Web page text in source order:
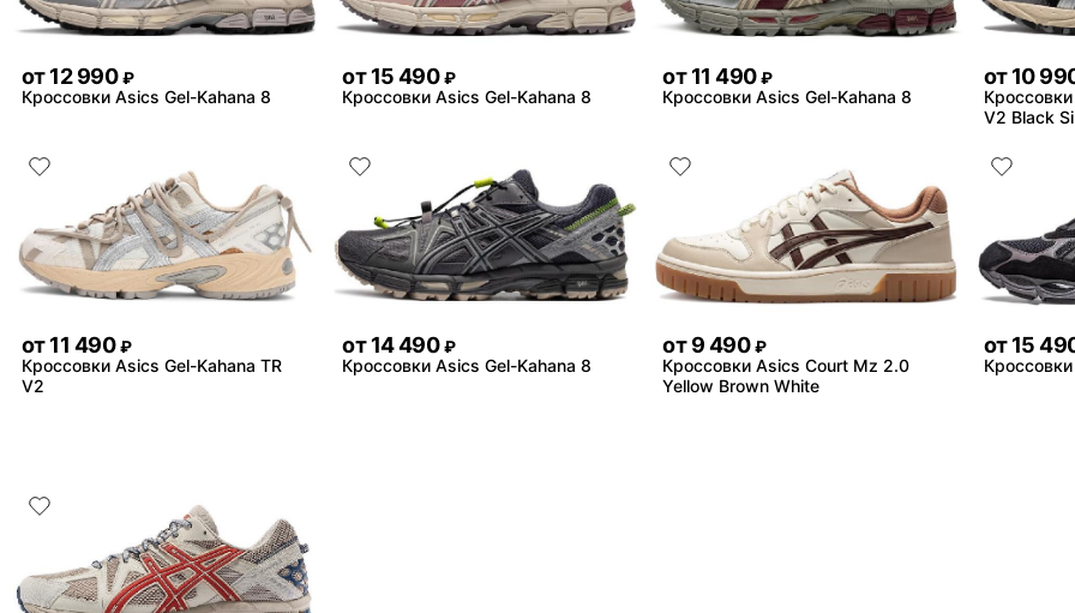
от12 990 ₽
Кроссовки Asics Gel-Kahana 8
от 15 490 ₽
Кроссовки Asics Gel-Kahana 8
от 11 490 ₽
Кроссовки Asics Gel-Kahana 8
от 10
V2 Black
от11 490 ₽
Кроссовки Asics Gel-Kahana TR
V2
от 14 490 ₽
Кроссовки Asics Gel-Kahana 8
от 9 490 ₽
Кроссовки Asics Court Mz 2.0
Yellow Brown White
от 15